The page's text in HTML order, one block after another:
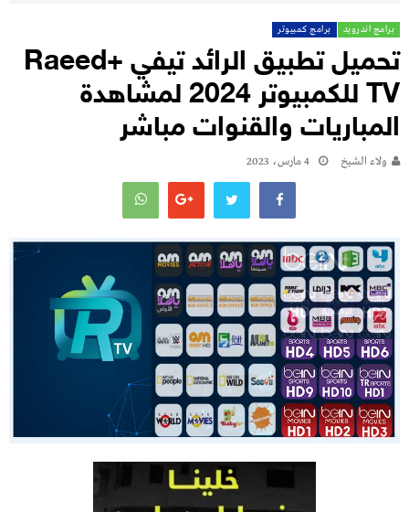
برامج اندرويد برامج كمبيوتر
تحميل تطبيق الرائد تيفي +Raeed
TV للكمبيوتر 2024 لمشاهدة
المباريات والقنوات مباشر
ولاء الشيخ 4 مارس، 2023